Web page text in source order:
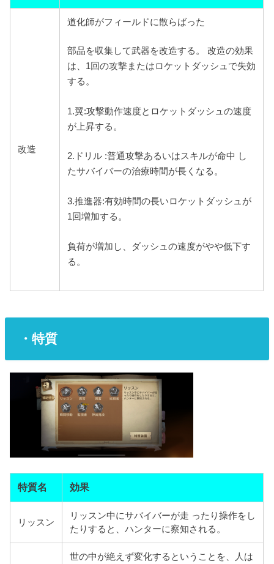
改造
道化師がフィールドに散らばった
部品を収集して武器を改造する。 改造の効果
は、1回の攻撃またはロケットダッシュで失効
する。
1.翼:攻撃動作速度とロケットダッシュの速度
が上昇する。
2.ドリル :普通攻撃あるいはスキルが命中 し
たサバイバーの治療時間が長く なる。
3.推進器:有効時間の長いロケットダッシュが
1回増加する。
負荷が増加し、ダッシュの速度がやや低下す
る。
・特質
特質名 効果
リッスン
リッスン中にサバイバーが走 ったり操作をし
たりすると、ハンターに察知される。
世の中が絶えず変化するということを、人は